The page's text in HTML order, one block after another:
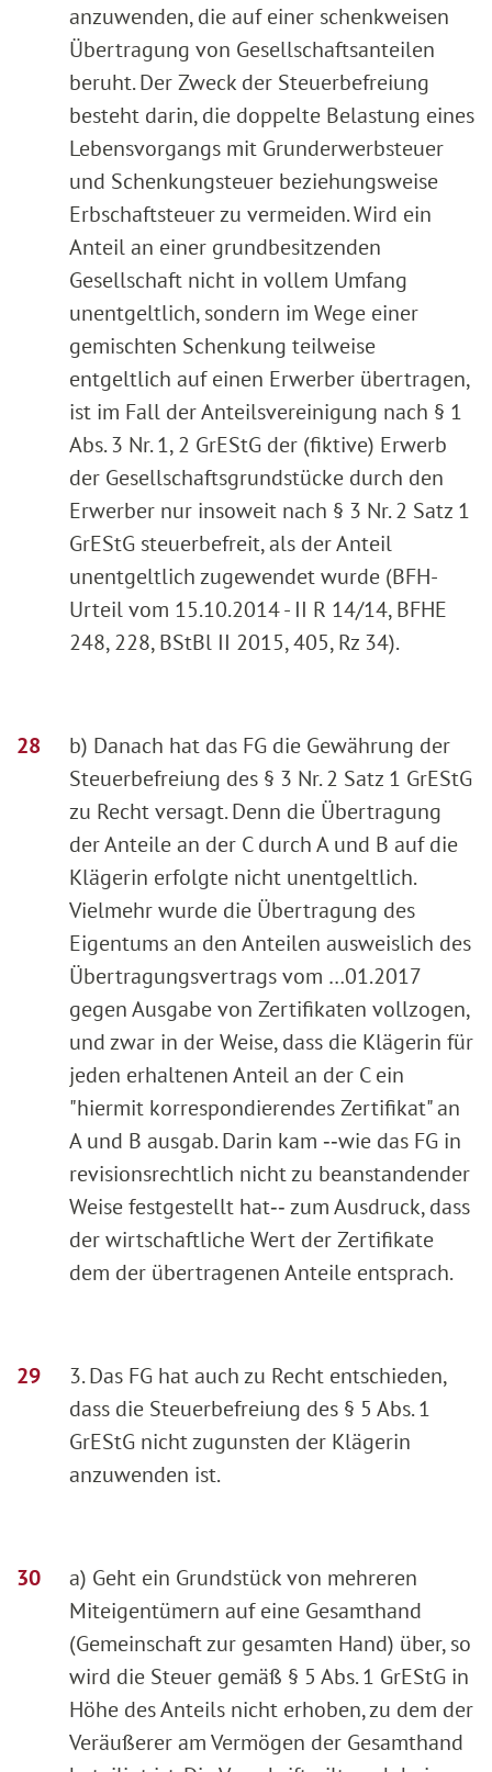
anzuwenden, die auf einer schenkweisen
Übertragung von Gesellschaftsanteilen
beruht. Der Zweck der Steuerbefreiung
besteht darin, die doppelte Belastung eines
Lebensvorgangs mit Grunderwerbsteuer
und Schenkungsteuer beziehungsweise
Erbschaftsteuer zu vermeiden. Wird ein
Anteil an einer grundbesitzenden
Gesellschaft nicht in vollem Umfang
unentgeltlich, sondern im Wege einer
gemischten Schenkung teilweise
entgeltlich auf einen Erwerber übertragen,
ist im Fall der Anteilsvereinigung nach § 1
Abs. 3 Nr. 1, 2 GrEStG der (fiktive) Erwerb
der Gesellschaftsgrundstücke durch den
Erwerber nur insoweit nach § 3 Nr. 2 Satz 1
GrEStG steuerbefreit, als der Anteil
unentgeltlich zugewendet wurde (BFH-
Urteil vom 15.10.2014 - II R 14/14, BFHE
248, 228, BStBl II 2015, 405, Rz 34).
b) Danach hat das FG die Gewährung der
Steuerbefreiung des § 3 Nr. 2 Satz 1 GrEStG
zu Recht versagt. Denn die Übertragung
der Anteile an der C durch A und B auf die
Klägerin erfolgte nicht unentgeltlich.
Vielmehr wurde die Übertragung des
Eigentums an den Anteilen ausweislich des
Übertragungsvertrags vom …01.2017
gegen Ausgabe von Zertifikaten vollzogen,
und zwar in der Weise, dass die Klägerin für
jeden erhaltenen Anteil an der C ein
"hiermit korrespondierendes Zertifikat" an
A und B ausgab. Darin kam ‑‑wie das FG in
revisionsrechtlich nicht zu beanstandender
Weise festgestellt hat‑‑ zum Ausdruck, dass
der wirtschaftliche Wert der Zertifikate
dem der übertragenen Anteile entsprach.
3. Das FG hat auch zu Recht entschieden,
dass die Steuerbefreiung des § 5 Abs. 1
GrEStG nicht zugunsten der Klägerin
anzuwenden ist.
a) Geht ein Grundstück von mehreren
Miteigentümern auf eine Gesamthand
(Gemeinschaft zur gesamten Hand) über, so
wird die Steuer gemäß § 5 Abs. 1 GrEStG in
Höhe des Anteils nicht erhoben, zu dem der
Veräußerer am Vermögen der Gesamthand